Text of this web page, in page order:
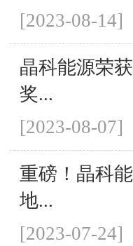
[2023-08-14]
晶科能源荣
奖...
[2023-08-07]
重磅！晶科
地...
[2023-07-24]